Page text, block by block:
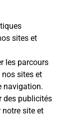
sites et
les parcours
sites et
navigation.
des publicités
notre site et
à 09h00